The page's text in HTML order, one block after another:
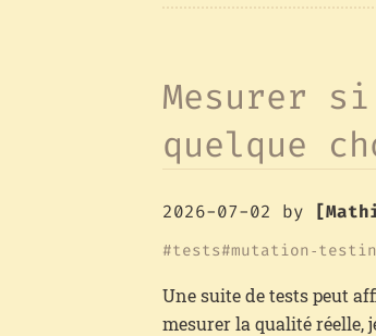
Mesurer
quelque
2026-07-02 by
tests
Une suite de tests peut
mesurer la qualité réelle,